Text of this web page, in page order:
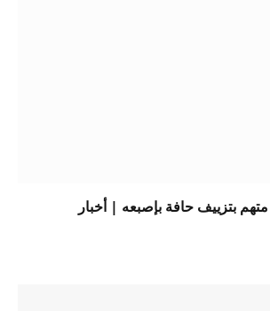
بتزييف حافة بإصبعه | أخبار